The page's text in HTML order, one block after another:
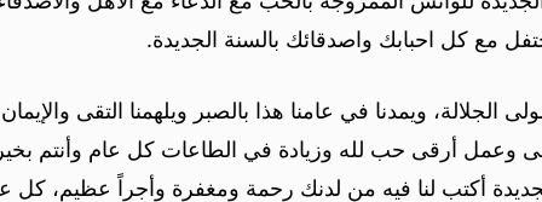
مع كل احبابك واصدقائك بالسنة الجديدة.
الجلالة، ويمدنا في عامنا هذا بالصبر ويلهمنا التقى
وعمل أرقى حب لله وزيادة في الطاعات كل عام وأنتم
أكتب لنا فيه من لدنك رحمة ومغفرة وأجراً عظيم، كل